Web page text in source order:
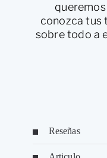
conozca tus
sobre todo a
Reseñas